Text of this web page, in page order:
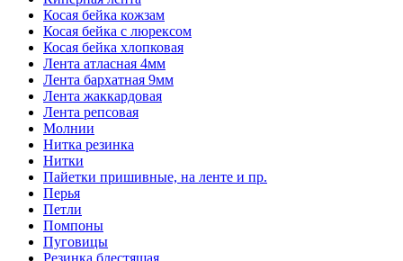
Косая бейка кожзам
Косая бейка с люрексом
Косая бейка хлопковая
Лента атласная 4мм
Лента бархатная 9мм
Лента жаккардовая
Лента репсовая
Молнии
Нитка резинка
Нитки
Пайетки пришивные, на ленте и пр.
Перья
Петли
Помпоны
Пуговицы
Резинка блестящая